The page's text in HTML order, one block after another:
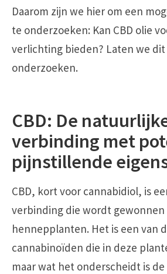
Daarom zijn we hier om een
te onderzoeken: Kan CBD olie
verlichting bieden? Laten we
onderzoeken.
CBD: De
verbinding met
pijnstillende
CBD, kort voor cannabidiol, is
verbinding die wordt gewonnen
hennepplanten. Het is een van
cannabinoïden die in deze
maar wat het onderscheidt is